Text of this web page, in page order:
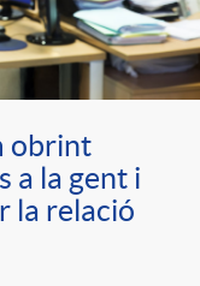
obrint
a la gent i
la relació